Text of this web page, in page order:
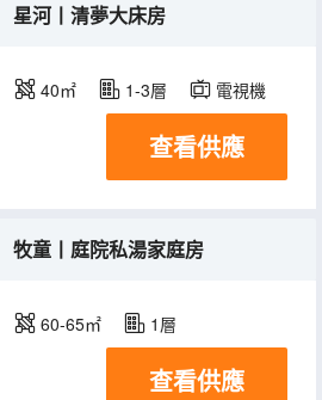
星河丨清夢大床房
40㎡ 1-3層 電視機
查看供應
牧童丨庭院私湯家庭房
60-65㎡ 1層
查看供應